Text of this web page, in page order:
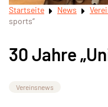
Startseite News
sports“
30 Jahre
Vereinsnews